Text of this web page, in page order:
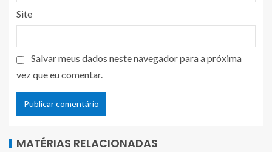
Site
Salvar meus dados neste navegador para a próxima
vez que eu comentar.
MATÉRIAS RELACIONADAS